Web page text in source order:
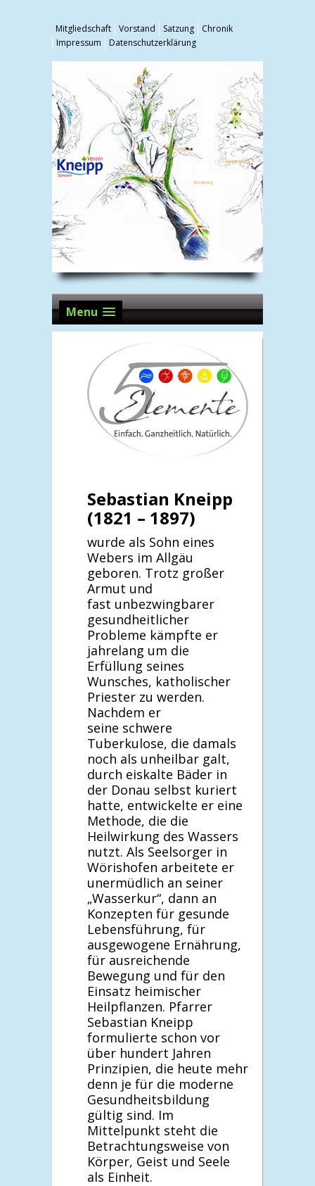
Mitgliedschaft Vorstand Satzung
Chronik
Impressum
Datenschutzerklärung
Wasser
Heilpflanzen
Bewegung
Ernährung
Lebensführung
Menu
Sebastian Kneipp
(1821 – 1897)
wurde als Sohn eines
Webers im Allgäu
geboren. Trotz großer
Armut und
fast unbezwingbarer
gesundheitlicher
Probleme kämpfte er
jahrelang um die
Erfüllung seines
Wunsches, katholischer
Priester zu werden.
Nachdem er
seine schwere
Tuberkulose, die damals
noch als unheilbar galt,
durch eiskalte Bäder in
der Donau selbst kuriert
hatte, entwickelte er eine
Methode, die die
Heilwirkung des Wassers
nutzt. Als Seelsorger in
Wörishofen arbeitete er
unermüdlich an seiner
„Wasserkur“, dann an
Konzepten für gesunde
Lebensführung, für
ausgewogene Ernährung,
für ausreichende
Bewegung und für den
Einsatz heimischer
Heilpflanzen. Pfarrer
Sebastian Kneipp
formulierte schon vor
über hundert Jahren
Prinzipien, die heute mehr
denn je für die moderne
Gesundheitsbildung
gültig sind. Im
Mittelpunkt steht die
Betrachtungsweise von
Körper, Geist und Seele
als Einheit.